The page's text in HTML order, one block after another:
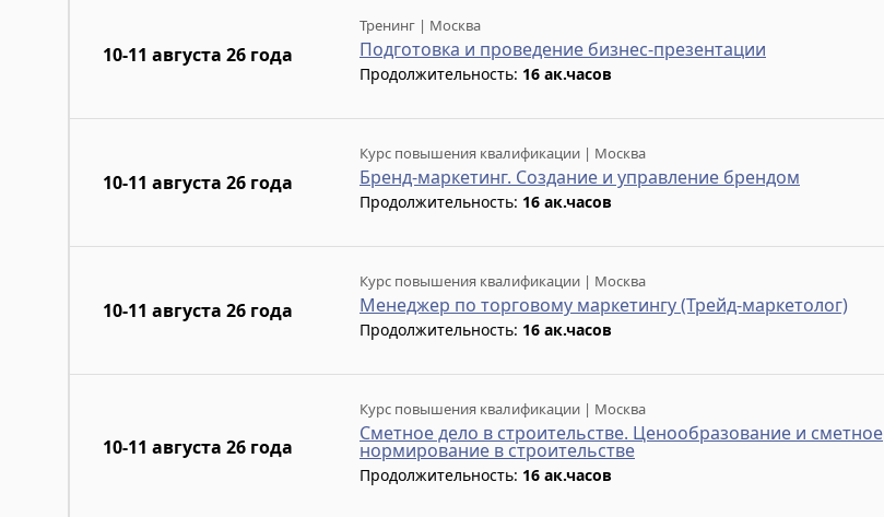
10-11 августа 26 года
Тренинг | Москва
Подготовка и проведение бизнес-презентации
Продолжительность: 16 ак.часов
10-11 августа 26 года
Курс повышения квалификации | Москва
Бренд-маркетинг. Создание и управление брендом
Продолжительность: 16 ак.часов
10-11 августа 26 года
Курс повышения квалификации | Москва
Менеджер по торговому маркетингу (Трейд-маркетолог)
Продолжительность: 16 ак.часов
10-11 августа 26 года
Курс повышения квалификации | Москва
Сметное дело в строительстве. Ценообразование и сметное
нормирование в строительстве
Продолжительность: 16 ак.часов